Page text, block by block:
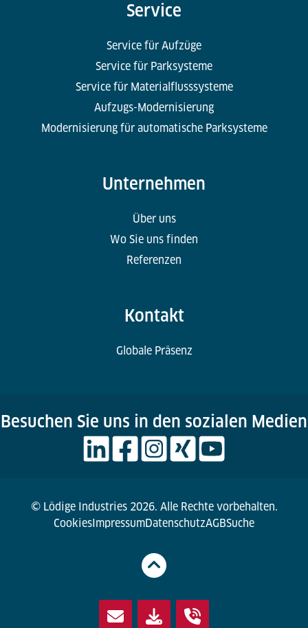
Service
Service für Aufzüge
Service für Parksysteme
Service für Materialflusssysteme
Aufzugs-Modernisierung
Modernisierung für automatische Parksysteme
Unternehmen
Über uns
Wo Sie uns finden
Referenzen
Kontakt
Globale Präsenz
Besuchen Sie uns in den sozialen Medien
© Lödige Industries 2026. Alle Rechte vorbehalten.
CookiesImpressumDatenschutzAGBSuche